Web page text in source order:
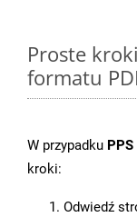
Proste
formatu
W przypadku
kroki:
Odwiedź